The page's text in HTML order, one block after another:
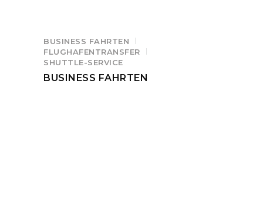
BUSINESS FAHRTEN
FLUGHAFENTRANSFER
SHUTTLE-SERVICE
BUSINESS FAHRTEN